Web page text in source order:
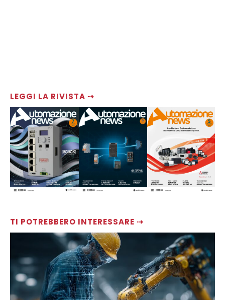
LEGGI LA RIVISTA ⇢
TI POTREBBERO INTERESSARE ⇢